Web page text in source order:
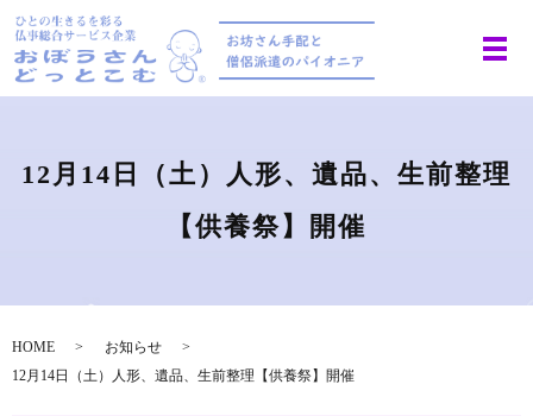
12月14日（土）人形、遺品、生前整理
【供養祭】開催
HOME
お知らせ
12月14日（土）人形、遺品、生前整理【供養祭】開催